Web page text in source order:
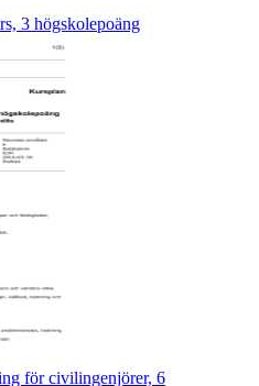
3 högskolepoäng
för civilingenjörer, 6